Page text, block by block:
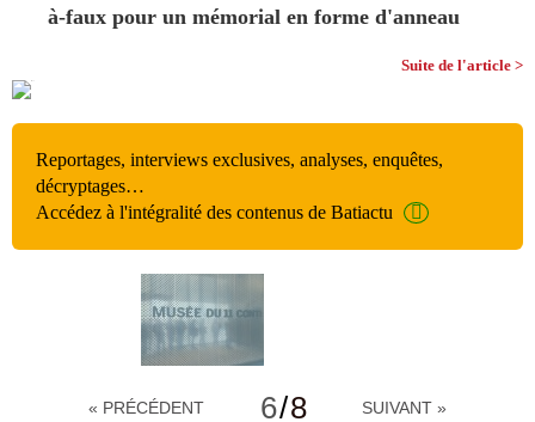
à-faux pour un mémorial en forme d'anneau
Suite de l'article >
Reportages, interviews exclusives, analyses, enquêtes,
décryptages…
Accédez à l'intégralité des contenus de Batiactu
« PRÉCÉDENT 6/8 SUIVANT »